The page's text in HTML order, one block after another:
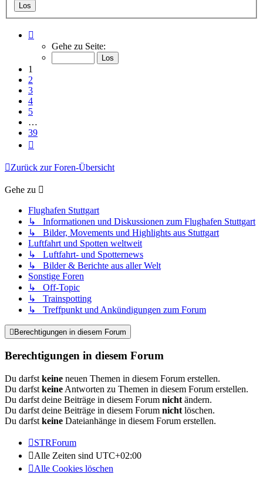
von
Gehe zu Seite:
1
2
3
4
5
…
39
Zurück zur Foren-Übersicht
Gehe zu
Flughafen Stuttgart
↳ Informationen und Diskussionen zum Flughafen Stuttgart
↳ Bilder, Movements und Highlights aus Stuttgart
Luftfahrt und Spotten weltweit
↳ Luftfahrt- und Spotternews
↳ Bilder & Berichte aus aller Welt
Sonstige Foren
↳ Off-Topic
↳ Trainspotting
↳ Treffpunkt und Ankündigungen zum Forum
Berechtigungen in diesem Forum
Berechtigungen in diesem Forum
Du darfst keine neuen Themen in diesem Forum erstellen.
Du darfst keine Antworten zu Themen in diesem Forum erstellen.
Du darfst deine Beiträge in diesem Forum nicht ändern.
Du darfst deine Beiträge in diesem Forum nicht löschen.
Du darfst keine Dateianhänge in diesem Forum erstellen.
STRForum
Alle Zeiten sind UTC+02:00
Alle Cookies löschen